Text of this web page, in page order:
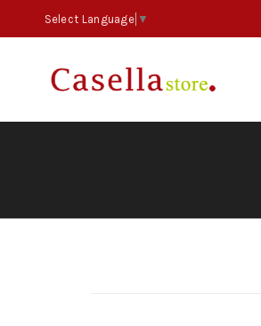
Select Language ▼